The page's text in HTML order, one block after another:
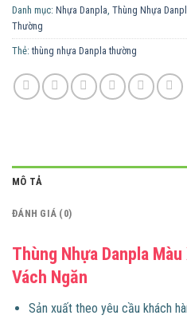
Danh mục: Nhựa Danpla, Thùng Nhựa
Thường
Thẻ:thùng nhựa Danpla thường
MÔ TẢ
ĐÁNH GIÁ (0)
Thùng Nhựa Danpla
Vách Ngăn
​Sản xuất theo yêu cầu khách